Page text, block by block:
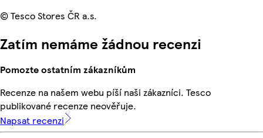
© Tesco Stores ČR a.s.
Zatím nemáme žádnou recenzi
Pomozte ostatním zákazníkům
Recenze na našem webu píší naši zákazníci. Tesco
publikované recenze neověřuje.
Napsat recenzi